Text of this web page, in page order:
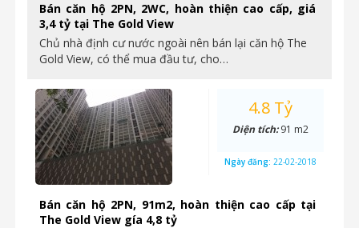
Bán căn hộ 2PN, 2WC, hoàn thiện cao cấp, giá
3,4 tỷ tại The Gold View
Chủ nhà định cư nước ngoài nên bán lại căn hộ The
Gold View, có thể mua đầu tư, cho…
Bán căn hộ 2PN, 91m2, hoàn thiện cao cấp tại
The Gold View gía 4,8 tỷ
4.8 Tỷ
Diện tích:91 m2
Ngày đăng: 22-02-2018